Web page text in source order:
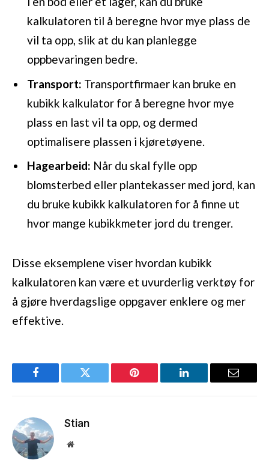
kalkulatoren til å beregne hvor mye plass de
vil ta opp, slik at du kan planlegge
oppbevaringen bedre.
Transport: Transportfirmaer kan bruke en
kubikk kalkulator for å beregne hvor mye
plass en last vil ta opp, og dermed
optimalisere plassen i kjøretøyene.
Hagearbeid: Når du skal fylle opp
blomsterbed eller plantekasser med jord, kan
du bruke kubikk kalkulatoren for å finne ut
hvor mange kubikkmeter jord du trenger.
Disse eksemplene viser hvordan kubikk
kalkulatoren kan være et uvurderlig verktøy for
å gjøre hverdagslige oppgaver enklere og mer
effektive.
Facebook Twitter Pinterest LinkedIn Email
Stian
Website